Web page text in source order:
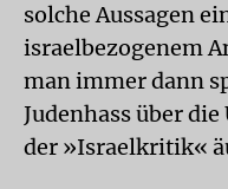
solche Aussagen
israelbezogenem
man immer dann
Judenhass über
der »Israelkritik«